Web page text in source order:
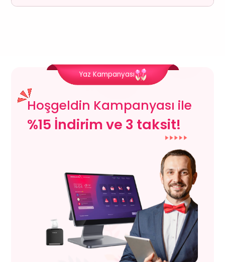
Yaz Kampanyası
Hoşgeldin Kampanyası ile
%15 İndirim ve 3 taksit!